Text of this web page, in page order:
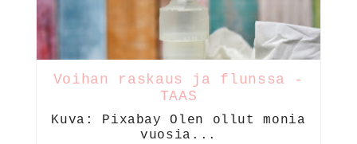
Voihan raskaus ja flunssa -
TAAS
Kuva: Pixabay Olen ollut monia
vuosia...